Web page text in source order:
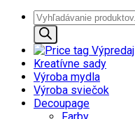
Products
search
Výpredaj
Kreatívne sady
Výroba mydla
Výroba sviečok
Decoupage